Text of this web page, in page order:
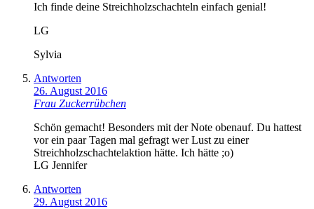
Ich finde deine Streichholzschachteln einfach genial!
LG
Sylvia
Antworten
26. August 2016
Frau Zuckerrübchen
Schön gemacht! Besonders mit der Note obenauf. Du hattest
vor ein paar Tagen mal gefragt wer Lust zu einer
Streichholzschachtelaktion hätte. Ich hätte ;o)
LG Jennifer
Antworten
29. August 2016